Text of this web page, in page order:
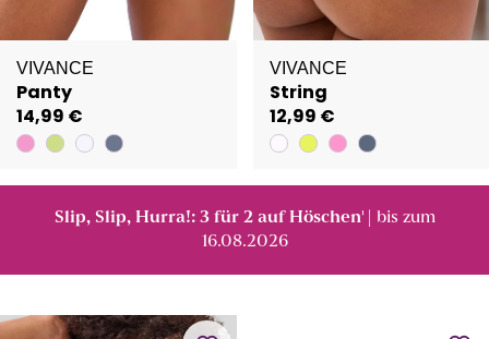
VIVANCE
Panty
14,99 €
VIVANCE
String
12,99 €
Slip, Slip, Hurra!: 3 für 2 auf Höschen¹
| bis zum
16.08.2026